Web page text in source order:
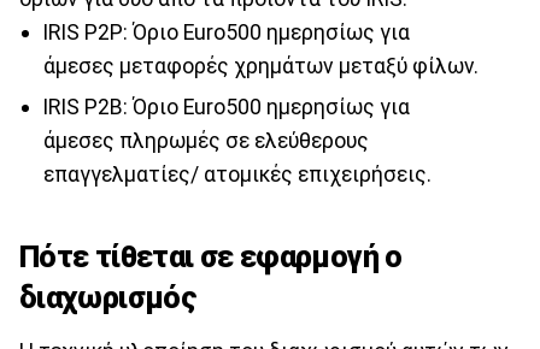
IRIS P2P: Όριο Euro500 ημερησίως για
άμεσες μεταφορές χρημάτων μεταξύ φίλων.
IRIS P2B: Όριο Euro500 ημερησίως για
άμεσες πληρωμές σε ελεύθερους
επαγγελματίες/ ατομικές επιχειρήσεις.
Πότε τίθεται σε εφαρμογή ο
διαχωρισμός